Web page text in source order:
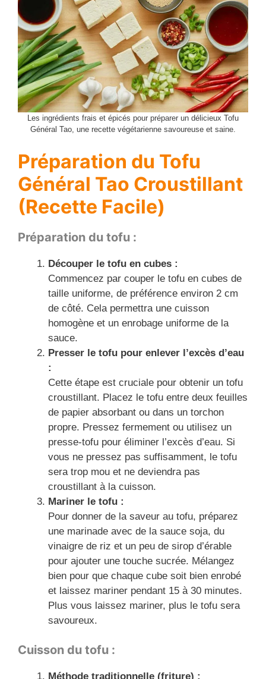
Les ingrédients frais et épicés pour préparer un délicieux Tofu
Général Tao, une recette végétarienne savoureuse et saine.
Préparation du Tofu
Général Tao Croustillant
(Recette Facile)
Préparation du tofu :
Découper le tofu en cubes :
Commencez par couper le tofu en cubes de
taille uniforme, de préférence environ 2 cm
de côté. Cela permettra une cuisson
homogène et un enrobage uniforme de la
sauce.
Presser le tofu pour enlever l’excès d’eau
:
Cette étape est cruciale pour obtenir un tofu
croustillant. Placez le tofu entre deux feuilles
de papier absorbant ou dans un torchon
propre. Pressez fermement ou utilisez un
presse-tofu pour éliminer l’excès d’eau. Si
vous ne pressez pas suffisamment, le tofu
sera trop mou et ne deviendra pas
croustillant à la cuisson.
Mariner le tofu :
Pour donner de la saveur au tofu, préparez
une marinade avec de la sauce soja, du
vinaigre de riz et un peu de sirop d’érable
pour ajouter une touche sucrée. Mélangez
bien pour que chaque cube soit bien enrobé
et laissez mariner pendant 15 à 30 minutes.
Plus vous laissez mariner, plus le tofu sera
savoureux.
Cuisson du tofu :
Méthode traditionnelle (friture) :